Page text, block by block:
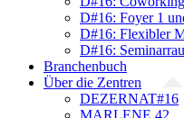
D#16: Foyer 1
D#16: Flexibler
D#16:
Branchenbuch
Über die Zentren
DEZERNAT#16
MARLENE 42